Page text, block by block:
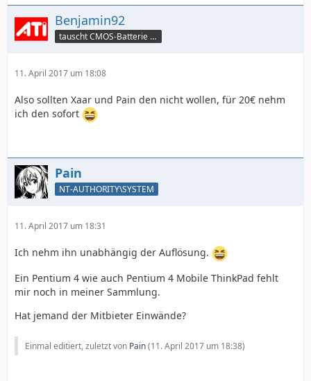
Benjamin92
tauscht CMOS-Batterie per TeamViewer
11. April 2017 um 18:08
Also sollten Xaar und Pain den nicht wollen, für 20€ nehm
ich den sofort
Pain
NT-AUTHORITY\SYSTEM
11. April 2017 um 18:31
Ich nehm ihn unabhängig der Auflösung.
Ein Pentium 4 wie auch Pentium 4 Mobile ThinkPad fehlt
mir noch in meiner Sammlung.
Hat jemand der Mitbieter Einwände?
Einmal editiert, zuletzt von Pain(11. April 2017 um 18:38)